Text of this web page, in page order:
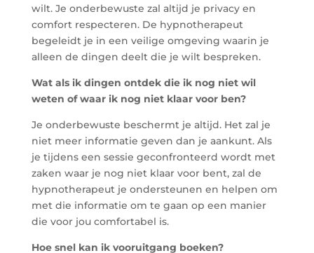
wilt. Je onderbewuste zal altijd je privacy en
comfort respecteren. De hypnotherapeut
begeleidt je in een veilige omgeving waarin je
alleen de dingen deelt die je wilt bespreken.
Wat als ik dingen ontdek die ik nog niet wil
weten of waar ik nog niet klaar voor ben?
Je onderbewuste beschermt je altijd. Het zal je
niet meer informatie geven dan je aankunt. Als
je tijdens een sessie geconfronteerd wordt met
zaken waar je nog niet klaar voor bent, zal de
hypnotherapeut je ondersteunen en helpen om
met die informatie om te gaan op een manier
die voor jou comfortabel is.
Hoe snel kan ik vooruitgang boeken?